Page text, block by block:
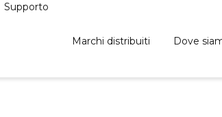
Supporto
Marchi distribuiti Dove
automatici,